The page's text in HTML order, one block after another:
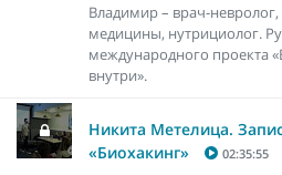
Владимир – врач-
медицины, нутрициолог.
международного проекта
внутри».
Никита Метелица.
«Биохакинг»
02:35:55